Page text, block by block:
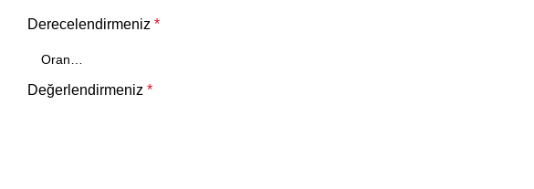
Derecelendirmeniz *
Değerlendirmeniz *